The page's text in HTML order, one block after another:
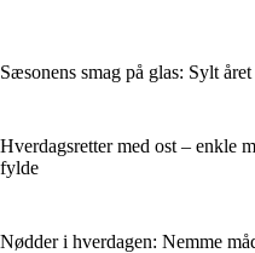
Sæsonens smag på glas: Sylt
Hverdagsretter med ost – enkle
fylde
Nødder i hverdagen: Nemme